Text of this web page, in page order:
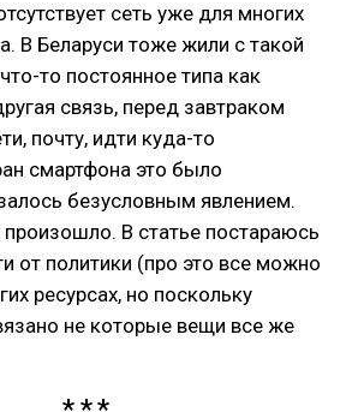
сеть уже для многих
В Беларуси тоже жили с такой
то постоянное типа как
связь, перед завтраком
почту, идти куда-то
смартфона это было
безусловным явлением.
В статье постараюсь
от политики (про это все можно
ресурсах, но поскольку
не которые вещи все же